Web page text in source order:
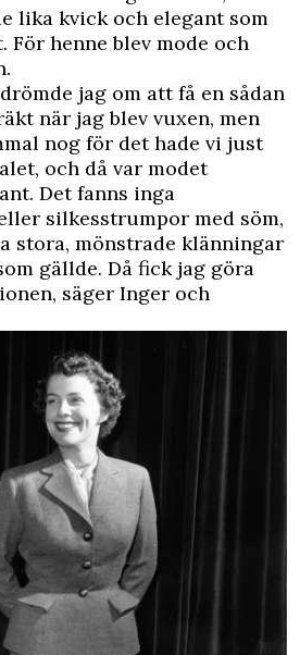
lika kvick och elegant som
henne blev mode och
jag om att få en sådan
när jag blev vuxen, men
nog för det hade vi just
och då var modet
Det fanns inga
silkesstrumpor med söm,
stora, mönstrade klänningar
gällde. Då fick jag göra
säger Inger och